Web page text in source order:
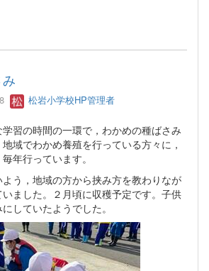
松岩小学校HP管理者
学習の時間の一環で，わかめの種ばさみ
域でわかめ養殖を行っている方々に，
年行っています。
よう，地域の方から挟み方を教わりなが
ました。２月頃に収穫予定です。子供
していたようでした。